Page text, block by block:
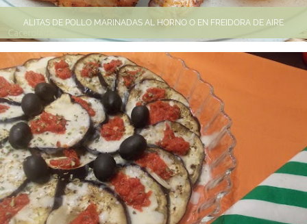
ALITAS DE POLLO MARINADAS AL HORNO O EN FREIDORA DE AIRE